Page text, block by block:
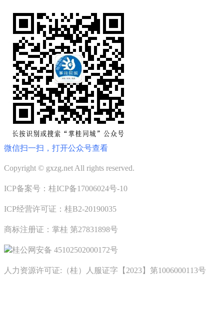
微信扫一扫，打开公众号查看
Copyright © gxzg.net All rights reserved.
ICP备案号：桂ICP备17006024号-10
ICP经营许可证：桂B2-20190035
商标注册证：掌桂 第27831898号
桂公网安备 45102502000172号
人力资源许可证:（桂）人服证字【2023】第1006000113号